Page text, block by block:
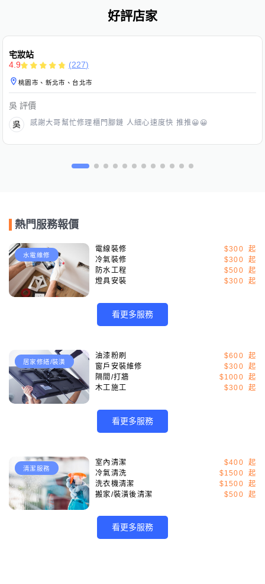
好評店家
宅妝站
4.9
(227)
桃園市、新北市、台北市
吳 評價
感謝大哥幫忙修理櫃門腳鏈 人細心速度快 推推😀😀
熱門服務報價
水電維修
電線裝修
$300
冷氣裝修
$300
防水工程
$500
燈具安裝
$300
看更多服務
居家修繕/裝潢
油漆粉刷
$600
窗戶安裝維修
$300
隔間/打牆
$1000
木工施工
$300
看更多服務
清潔服務
室內清潔
$400
冷氣清洗
$1500
洗衣機清潔
$1500
搬家/裝潢後清潔
$500
看更多服務